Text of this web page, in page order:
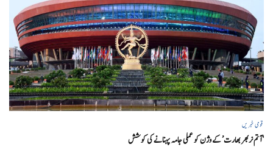
قومی خبریں
‘ آتم نربھر بھارت’ کے وژن کو عملی جامہ پہنانے کی کوشش